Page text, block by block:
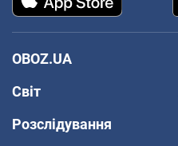
OBOZ.UA
Світ
Розслідування